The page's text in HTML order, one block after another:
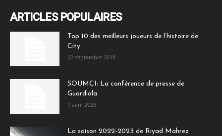
ARTICLES POPULAIRES
Top 10 des meilleurs joueurs de l’histoire de
City
22 septembre 2018
SOUMCI: La conférence de presse de
Guardiola
7 avril 2023
La saison 2022-2023 de Riyad Mahrez